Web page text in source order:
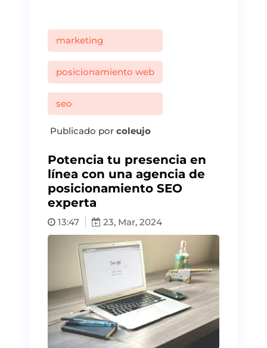
marketing
posicionamiento web
seo
Publicado por coleujo
Potencia tu presencia en
línea con una agencia de
posicionamiento SEO
experta
13:47 23, Mar, 2024